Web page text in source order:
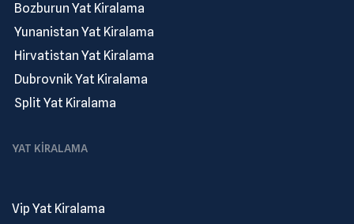
Bozburun Yat Kiralama
Yunanistan Yat Kiralama
Hirvatistan Yat Kiralama
Dubrovnik Yat Kiralama
Split Yat Kiralama
YAT KIRALAMA
Vip Yat Kiralama